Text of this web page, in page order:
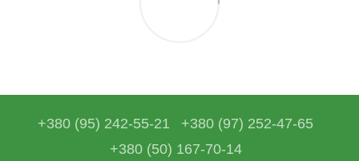
+380 (95) 242-55-21
+380 (97) 252-47-65
+380 (50) 167-70-14